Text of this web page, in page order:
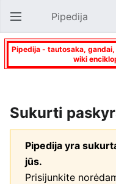
Atverti pagrindinį meniu Pipedija
Pipedija - tautosaka,
wiki
Sukurti
Pipedija yra
jūs.
Prisijunkite